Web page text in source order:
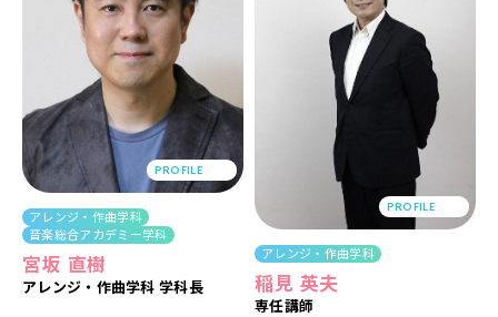
PROFILE
アレンジ・作曲学科
音楽総合アカデミー学科
宮坂 直樹
アレンジ・作曲学科 学科長
PROFILE
アレンジ・作曲学科
稲見 英夫
専任講師